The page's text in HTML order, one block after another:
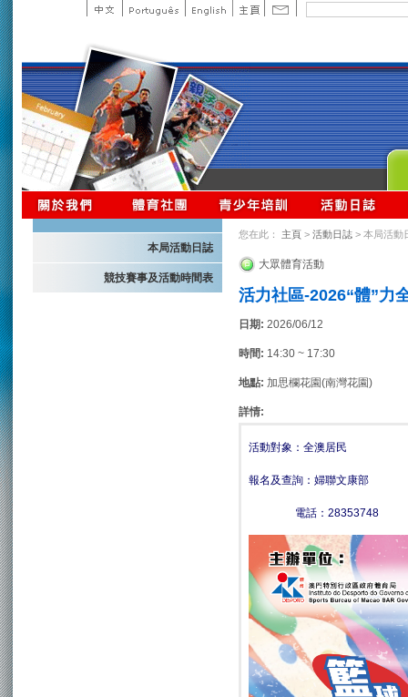
本局活動日誌
競技賽事及活動時間表
您在此： 主頁 > 活動日誌 > 本局活動
大眾體育活動
活力社區-2026“體”力
日期: 2026/06/12
時間: 14:30 ~ 17:30
地點: 加思欄花園(南灣花園)
詳情:
活動對象：全澳居民
報名及查詢：婦聯文康部
電話：28353748